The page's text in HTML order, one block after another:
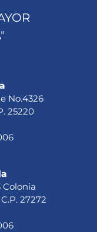
No.4326
25220
Colonia
27272